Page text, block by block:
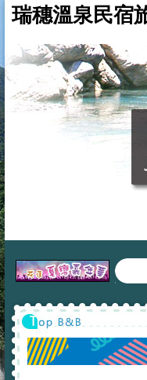
瑞穗溫泉旅遊網,北迴歸線標,舞鶴
瑞穗溫泉民宿